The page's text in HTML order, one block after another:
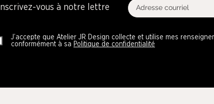
Inscrivez-vous à notre lettre
J’accepte que Atelier JR Design collecte et utilise mes
conformément à sa Politique de confidentialité